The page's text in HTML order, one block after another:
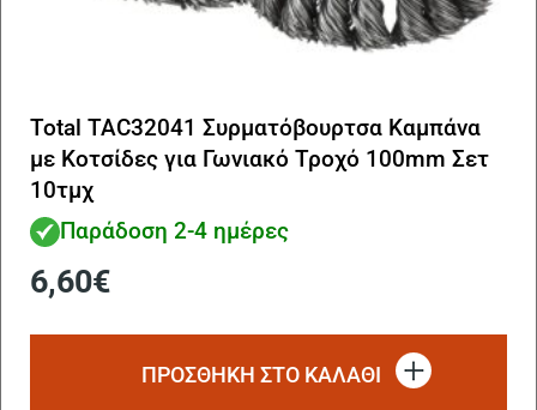
Total TAC32041 Συρματόβουρτσα Καμπάνα
με Κοτσίδες για Γωνιακό Τροχό 100mm Σετ
10τμχ
Παράδοση 2-4 ημέρες
6,60€
ΠΡΟΣΘΗΚΗ ΣΤΟ ΚΑΛΑΘΙ